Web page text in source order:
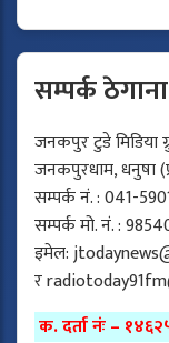
सम्पर्क
जनकपुर टुडे मिडिया
जनकपुरधाम, धनुषा
सम्पर्क नं. : 041-
सम्पर्क मो. नं. :
इमेल:
र
क. दर्ता नंः –